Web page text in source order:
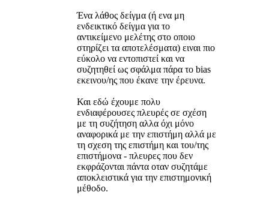
Ένα λάθος δείγμα (ή ενα μη
ενδεικτικό δείγμα για το
αντικείμενο μελέτης στο οποιο
στηρίζει τα αποτελέσματα) ειναι πιο
εύκολο να εντοπιστεί και να
συζητηθεί ως σφάλμα πάρα το bias
εκεινου/ης που έκανε την έρευνα.
Και εδώ έχουμε πολυ
ενδιαφέρουσες πλευρές σε σχέση
με τη συζήτηση αλλα όχι μόνο
αναφορικά με την επιστήμη αλλά με
τη σχεση της επιστήμη και του/της
επιστήμονα - πλευρες που δεν
εκφράζονται πάντα οταν συζητάμε
αποκλειστικά για την επιστημονική
μέθοδο.